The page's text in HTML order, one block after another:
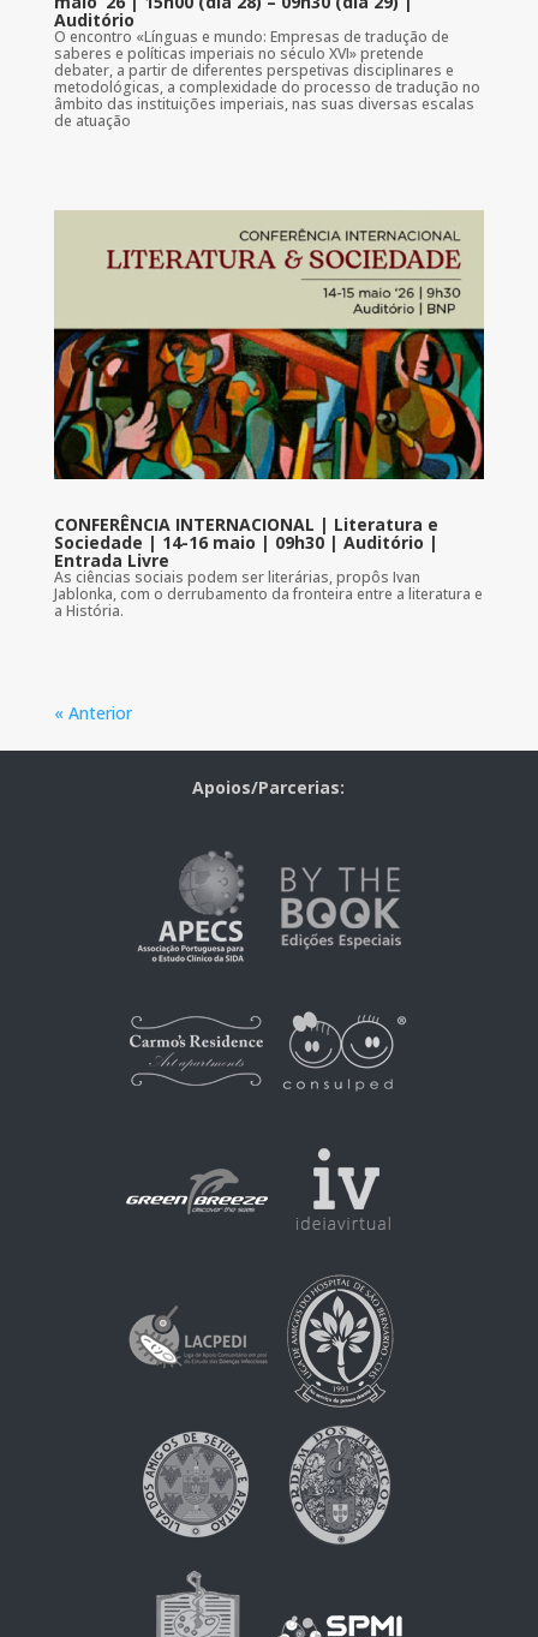
Auditório
O encontro «Línguas e mundo: Empresas de tradução de
saberes e políticas imperiais no século XVI» pretende
debater, a partir de diferentes perspetivas disciplinares e
metodológicas, a complexidade do processo de tradução no
âmbito das instituições imperiais, nas suas diversas escalas
de atuação
CONFERÊNCIA INTERNACIONAL | Literatura e
Sociedade | 14-16 maio | 09h30 | Auditório |
Entrada Livre
As ciências sociais podem ser literárias, propôs Ivan
Jablonka, com o derrubamento da fronteira entre a literatura e
a História.
« Anterior
Apoios/Parcerias: